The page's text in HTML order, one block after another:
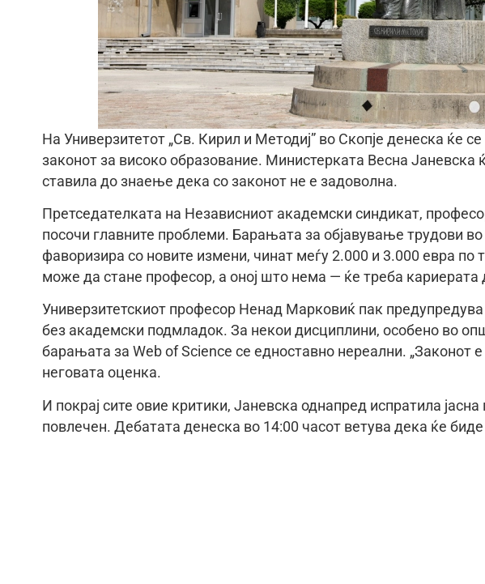
На Универзитетот „Св. Кирил и Методиј” во Скопје денеска ќе
законот за високо образование. Министерката Весна Јаневска
ставила до знаење дека со законот не е задоволна.
Претседателката на Независниот академски синдикат,
посочи главните проблеми. Барањата за објавување трудови во
фаворизира со новите измени, чинат меѓу 2.000 и 3.000 евра по
може да стане професор, а оној што нема — ќе треба кариерата
Универзитетскиот професор Ненад Марковиќ пак
без академски подмладок. За некои дисциплини, особено во
барањата за Web of Science се едноставно нереални. „Законот
неговата оценка.
И покрај сите овие критики, Јаневска однапред испратила
повлечен. Дебатата денеска во 14:00 часот ветува дека ќе